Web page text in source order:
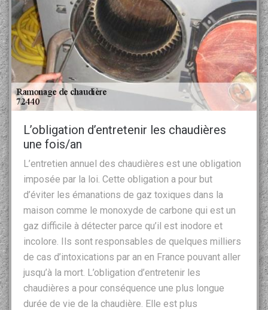
L’obligation d’entretenir les chaudières
une fois/an
L’entretien annuel des chaudières est une obligation
imposée par la loi. Cette obligation a pour but
d’éviter les émanations de gaz toxiques dans la
maison comme le monoxyde de carbone qui est un
gaz difficile à détecter parce qu’il est inodore et
incolore. Ils sont responsables de quelques milliers
de cas d’intoxications par an en France pouvant aller
jusqu’à la mort. L’obligation d’entretenir les
chaudières a pour conséquence une plus longue
durée de vie de la chaudière. Elle est plus